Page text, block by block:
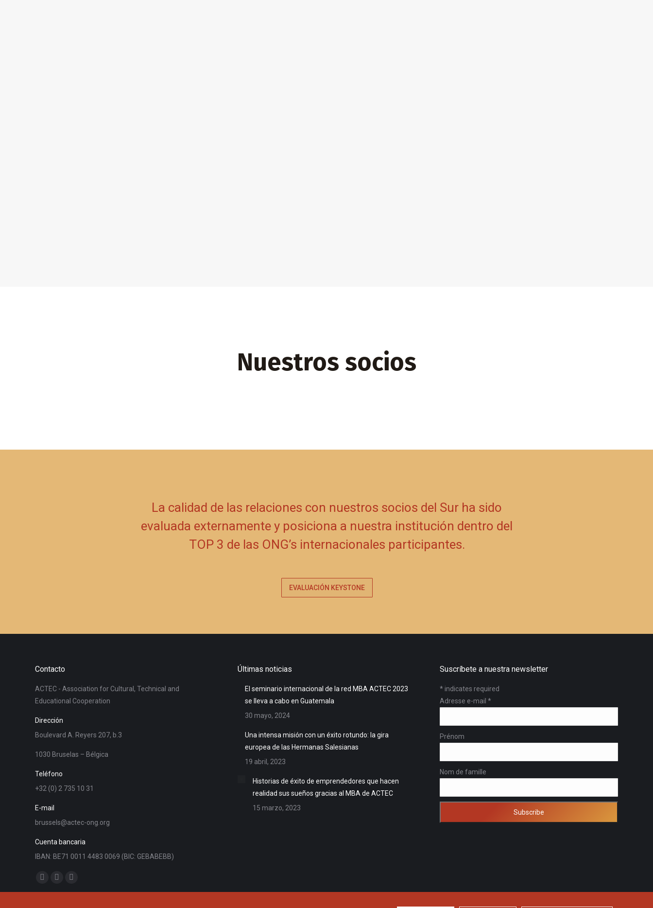
Nuestros socios
La calidad de las relaciones con nuestros socios del Sur ha sido
evaluada externamente y posiciona a nuestra institución dentro del
TOP 3 de las ONG’s internacionales participantes.
EVALUACIÓN KEYSTONE
Contacto
ACTEC - Association for Cultural, Technical and
Educational Cooperation
Dirección
Boulevard A. Reyers 207, b.3
1030 Bruselas – Bélgica
Teléfono
+32 (0) 2 735 10 31
E-mail
brussels@actec-ong.org
Cuenta bancaria
IBAN: BE71 0011 4483 0069 (BIC: GEBABEBB)
Encuéntranos en:
Últimas noticias
El seminario internacional de la red MBA ACTEC 2023
se lleva a cabo en Guatemala
30 mayo, 2024
Una intensa misión con un éxito rotundo: la gira
europea de las Hermanas Salesianas
19 abril, 2023
Historias de éxito de emprendedores que hacen
realidad sus sueños gracias al MBA de ACTEC
15 marzo, 2023
Suscríbete a nuestra newsletter
*indicates required
Adresse e-mail*
Prénom
Nom de famille